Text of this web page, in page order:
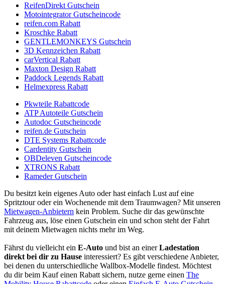
ReifenDirekt Gutschein
Motointegrator Gutscheincode
reifen.com Rabatt
Kroschke Rabatt
GENTLEMONKEYS Gutschein
3D Kennzeichen Rabatt
carVertical Rabatt
Maxton Design Rabatt
Paddock Legends Rabatt
Helmexpress Rabatt
Pkwteile Rabattcode
ATP Autoteile Gutschein
Autodoc Gutscheincode
reifen.de Gutschein
DTE Systems Rabattcode
Cardentity Gutschein
OBDeleven Gutscheincode
XTRONS Rabatt
Rameder Gutschein
Du besitzt kein eigenes Auto oder hast einfach Lust auf eine
Spritztour oder ein Wochenende mit dem Traumwagen? Mit unseren
Mietwagen-Anbietern kein Problem. Suche dir das gewünschte
Fahrzeug aus, löse einen Gutschein ein und schon steht der Fahrt
mit deinem Mietwagen nichts mehr im Weg.
Fährst du vielleicht ein E-Auto und bist an einerLadestation
direkt bei dir zu Hause interessiert? Es gibt verschiedene Anbieter,
bei denen du unterschiedliche Wallbox-Modelle findest. Möchtest
du dir beim Kauf einen Rabatt sichern, nutze gerne einen The